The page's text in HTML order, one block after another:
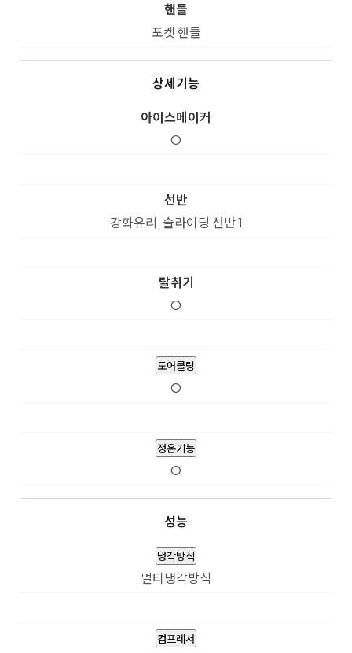
핸들
포켓 핸들
상세기능
아이스메이커
O
선반
강화유리, 슬라이딩 선반 1
탈취기
O
도어쿨링
O
정온기능
O
성능
냉각방식
멀티냉각방식
컴프레서